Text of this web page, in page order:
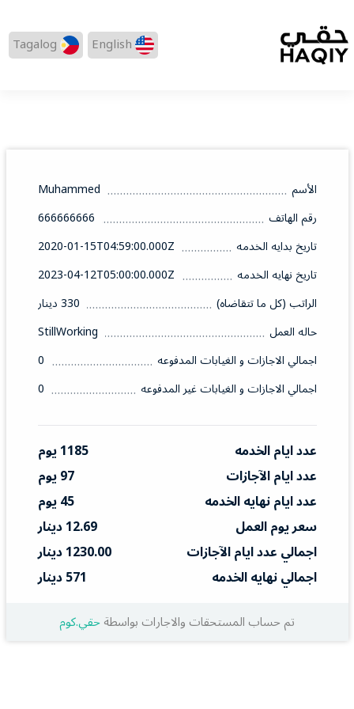
English
Tagalog
الأسم
Muhammed
رقم الهاتف
666666666
تاريخ بدايه الخدمه
2020-01-15T04:59:00.000Z
تاريخ نهايه الخدمه
2023-04-12T05:00:00.000Z
الراتب (كل ما تتقاضاه)
330 دينار
حاله العمل
StillWorking
اجمالي الاجازات و الغيابات المدفوعه
0
اجمالي الاجازات و الغيابات غير المدفوعه
0
عدد ايام الخدمه
1185 يوم
عدد ايام الآجازات
97 يوم
عدد ايام نهايه الخدمه
45 يوم
سعر يوم العمل
12.69 دينار
اجمالي عدد ايام الآجازات
1230.00 دينار
اجمالي نهايه الخدمه
571 دينار
تم حساب المستحقات والاجارات بواسطةحقي.كوم